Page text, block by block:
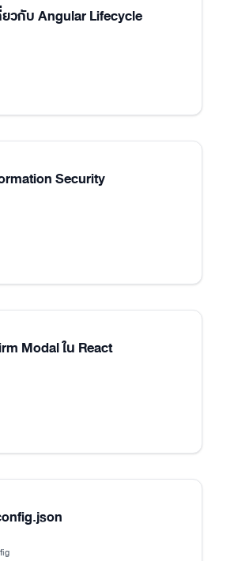
วกับ Angular Lifecycle
Security
Modal ใน React